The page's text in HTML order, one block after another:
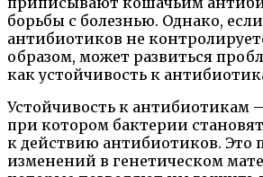
борьбы с болезнью. Однако,
антибиотиков не
образом, может развиться
как устойчивость к
Устойчивость к антибиотикам –
при котором бактерии
к действию антибиотиков. Это
изменений в генетическом